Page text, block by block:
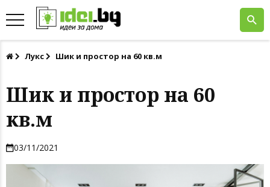
Лукс Шик и простор на 60 кв.м
Шик и простор на 60
кв.м
03/11/2021